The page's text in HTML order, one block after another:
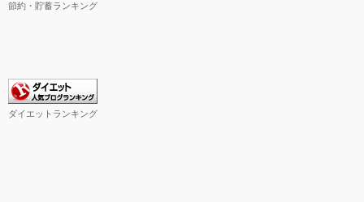
節約・貯蓄ランキング
ダイエットランキング